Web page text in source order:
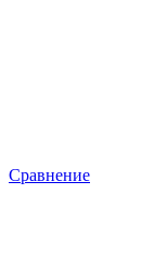
Сравнение